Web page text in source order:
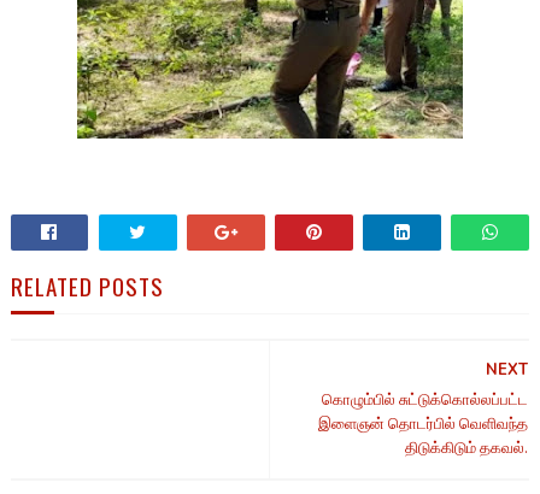
RELATED POSTS
NEXT
கொழும்பில் சுட்டுக்கொல்லப்பட்ட
இளைஞன் தொடர்பில் வெளிவந்த
திடுக்கிடும் தகவல்.